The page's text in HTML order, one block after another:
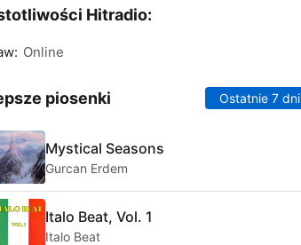
Hitradio:
Online
piosenki Ostatnie 7 dni
Mystical Seasons
Gurcan Erdem
Italo Beat, Vol. 1
Italo Beat